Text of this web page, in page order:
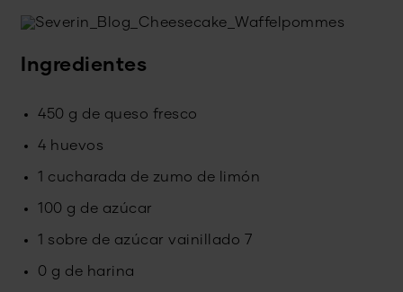
Ingredientes
450 g de queso fresco
4 huevos
1 cucharada de zumo de limón
100 g de azúcar
1 sobre de azúcar vainillado 7
0 g de harina